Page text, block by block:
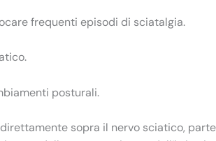
frequenti episodi di sciatalgia.
posturali.
sopra il nervo sciatico,